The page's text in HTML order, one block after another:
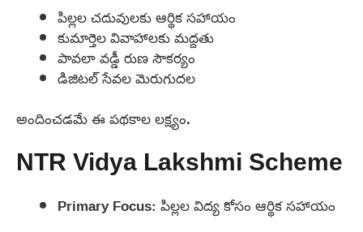
పిల్లల చదువులకు ఆర్థిక సహాయం
కుమార్తెల వివాహాలకు మద్దతు
పావలా వడ్డీ రుణ సౌకర్యం
డిజిటల్ సేవల మెరుగుదల
అందించడమే ఈ పథకాల లక్ష్యం.
NTR Vidya Lakshmi Scheme
Primary Focus: పిల్లల విద్య కోసం ఆర్థిక సహాయం